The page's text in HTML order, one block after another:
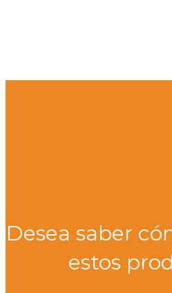
Desea saber
estos